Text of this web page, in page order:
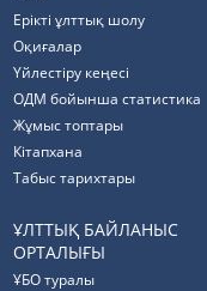
Ерікті ұлттық шолу
Оқиғалар
Үйлестіру кеңесі
ОДМ бойынша статистика
Жұмыс топтары
Кітапхана
Табыс тарихтары
ҰЛТТЫҚ БАЙЛАНЫС
ОРТАЛЫҒЫ
ҰБО туралы